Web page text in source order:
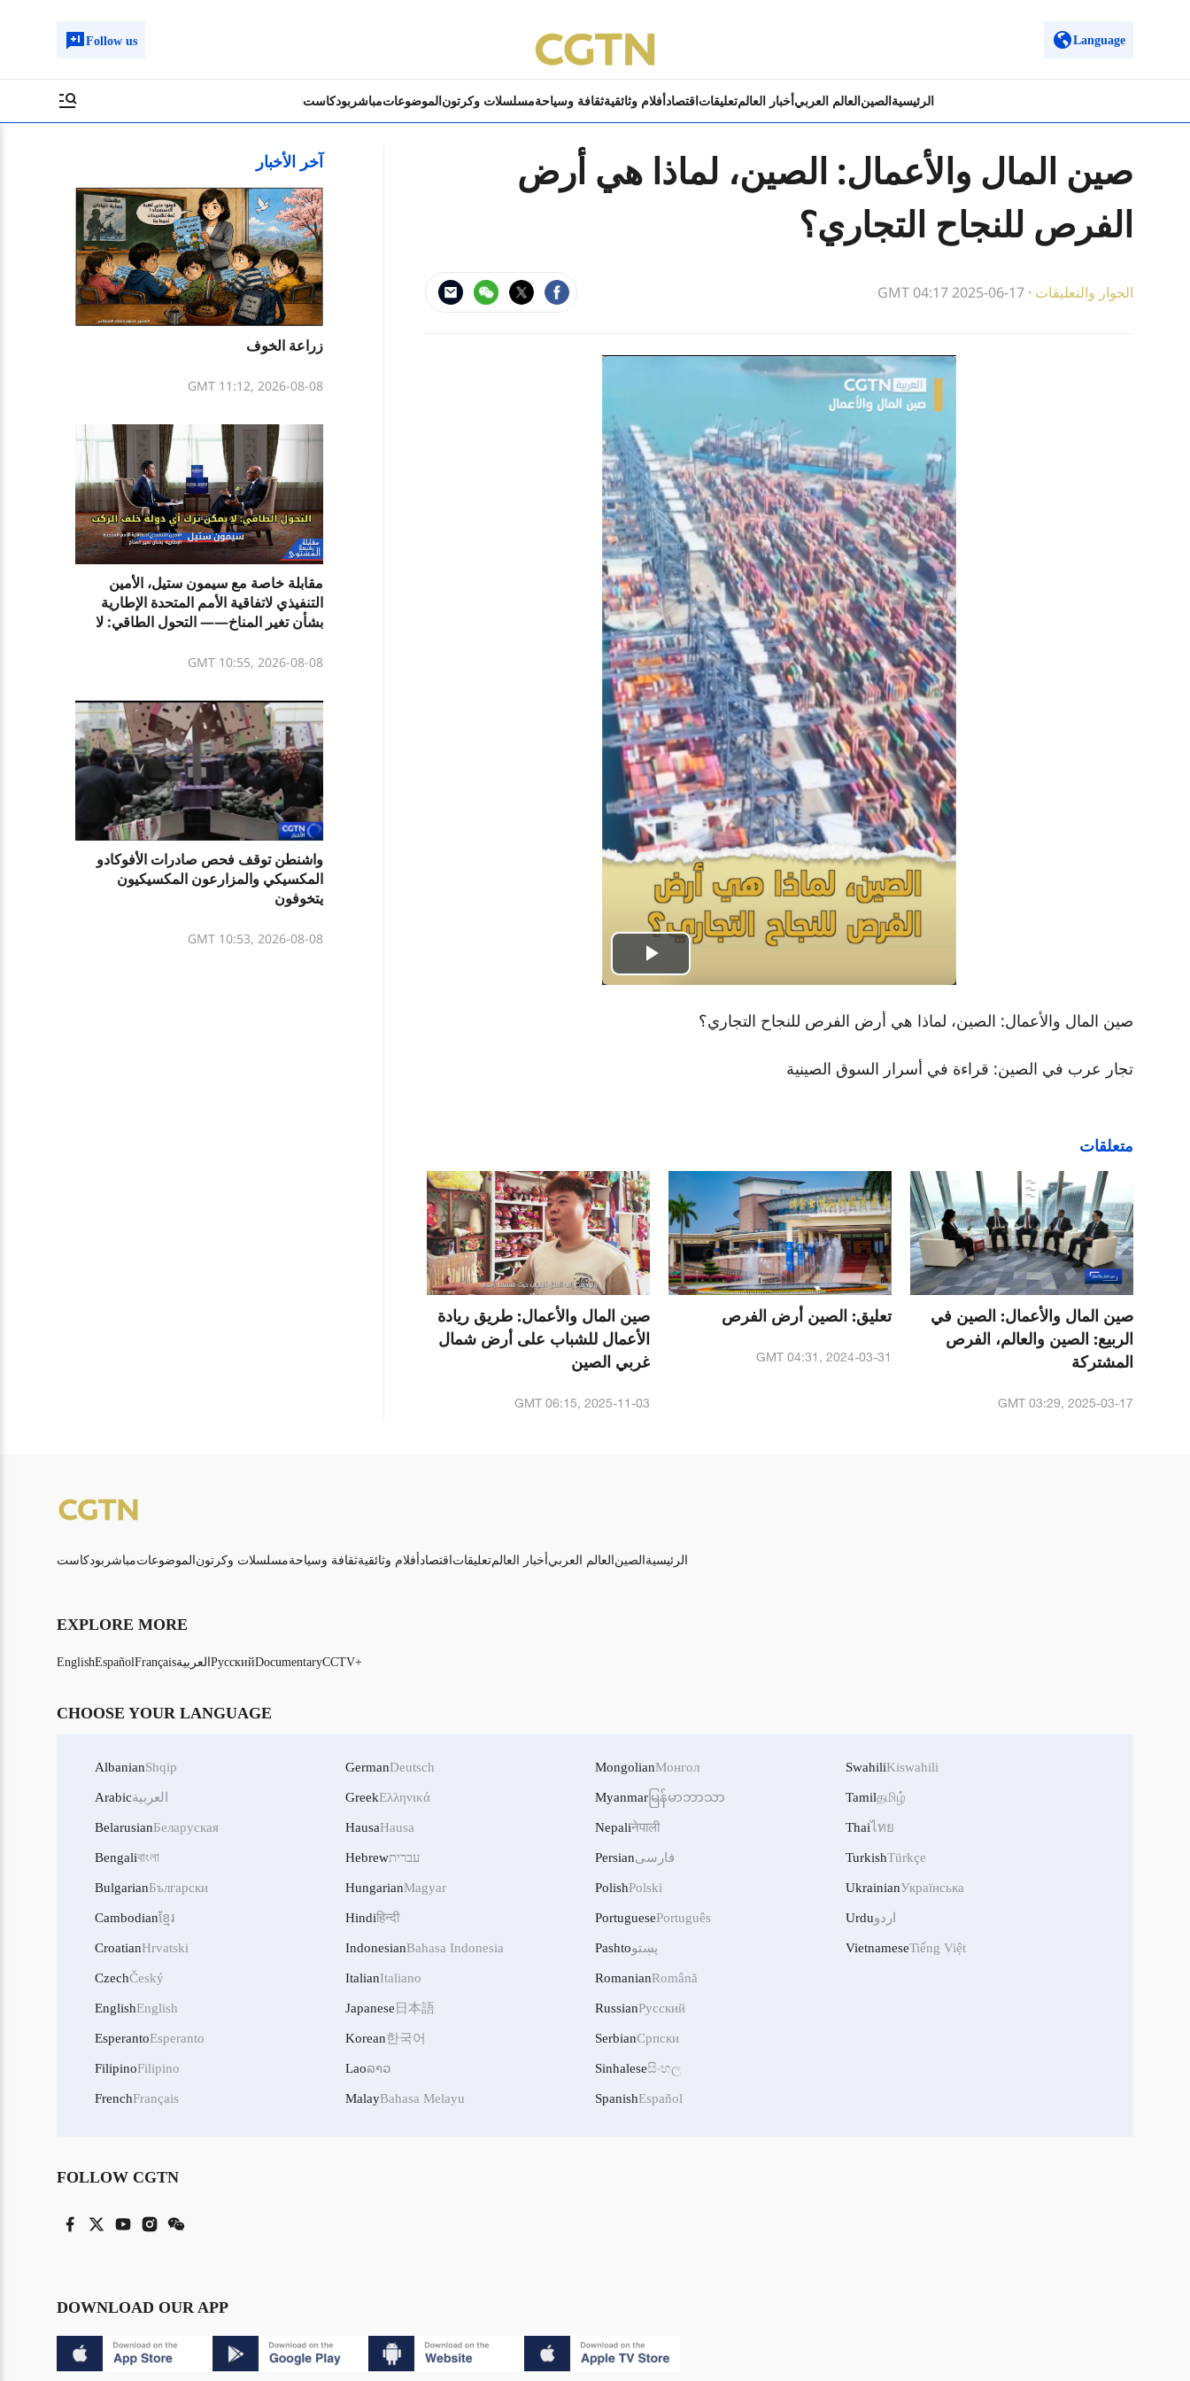
Language
Follow us
الرئيسية الصين العالم العربي أخبار العالمتعليقات اقتصاد أفلام وثائقيةثقافة وسياحةمسلسلات وكرتون الموضوعاتمباشربودكاست
صين المال والأعمال: الصين، لماذا هي أرض
الفرص للنجاح التجاري؟
الحوار والتعليقات ·
GMT 04:17 2025-06-17
Play
صين المال والأعمال: الصين، لماذا هي أرض الفرص للنجاح التجاري؟
تجار عرب في الصين: قراءة في أسرار السوق الصينية
متعلقات
صين المال والأعمال: الصين في
الربيع: الصين والعالم، الفرص
المشتركة
GMT 03:29, 2025-03-17
تعليق: الصين أرض الفرص
GMT 04:31, 2024-03-31
صين المال والأعمال: طريق ريادة
الأعمال للشباب على أرض شمال
غربي الصين
GMT 06:15, 2025-11-03
آخر الأخبار
زراعة الخوف
GMT 11:12, 2026-08-08
مقابلة خاصة مع سيمون ستيل، الأمين
التنفيذي لاتفاقية الأمم المتحدة الإطارية
بشأن تغير المناخ—— التحول الطاقي: لا
GMT 10:55, 2026-08-08
واشنطن توقف فحص صادرات الأفوكادو
المكسيكي والمزارعون المكسيكيون
يتخوفون
GMT 10:53, 2026-08-08
بودكاست مباشرالموضوعات مسلسلات وكرتونثقافة وسياحةأفلام وثائقية اقتصاد تعليقاتأخبار العالم العالم العربي الصين الرئيسية
EXPLORE MORE
EnglishEspañolFrançaisالعربية РусскийDocumentaryCCTV+
CHOOSE YOUR LANGUAGE
AlbanianShqip
Arabicالعربية
BelarusianБеларуская
Bengaliবাংলা
BulgarianБългарски
Cambodianខ្មែរ
CroatianHrvatski
CzechČeský
EnglishEnglish
EsperantoEsperanto
FilipinoFilipino
FrenchFrançais
GermanDeutsch
GreekΕλληνικά
HausaHausa
Hebrewעברית
HungarianMagyar
Hindiहिन्दी
IndonesianBahasa Indonesia
ItalianItaliano
Japanese 日本語
Korean한국어
Laoລາວ
MalayBahasa Melayu
MongolianМонгол
Myanmar မြန်မာဘာသာ
Nepaliनेपाली
Persianفارسی
PolishPolski
PortuguesePortuguês
Pashtoپښتو
RomanianRomână
RussianРусский
SerbianСрпски
Sinhaleseසිංහල
SpanishEspañol
SwahiliKiswahili
Tamilதமிழ்
Thaiไทย
TurkishTürkçe
UkrainianУкраїнська
Urduاردو
VietnameseTiếng Việt
FOLLOW CGTN
DOWNLOAD OUR APP